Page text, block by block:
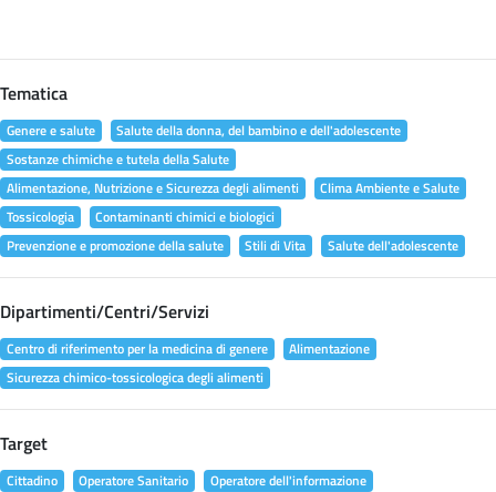
Tematica
Genere e salute
Salute della donna, del bambino e dell'adolescente
Sostanze chimiche e tutela della Salute
Alimentazione, Nutrizione e Sicurezza degli alimenti
Clima Ambiente e Salute
Tossicologia
Contaminanti chimici e biologici
Prevenzione e promozione della salute
Stili di Vita Salute dell'adolescente
Dipartimenti/Centri/Servizi
Centro di riferimento per la medicina di genere
Alimentazione
Sicurezza chimico-tossicologica degli alimenti
Target
Cittadino Operatore Sanitario Operatore dell'informazione